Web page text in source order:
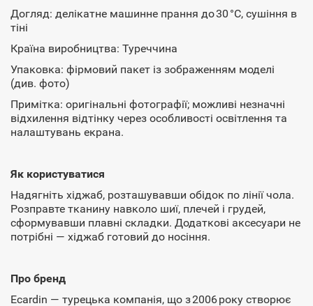
Догляд: делікатне машинне прання до 30 °C, сушіння в
тіні
Країна виробництва: Туреччина
Упаковка: фірмовий пакет із зображенням моделі
(див. фото)
Примітка: оригінальні фотографії; можливі незначні
відхилення відтінку через особливості освітлення та
налаштувань екрана.
Як користуватися
Надягніть хіджаб, розташувавши обідок по лінії чола.
Розправте тканину навколо шиї, плечей і грудей,
сформувавши плавні складки. Додаткові аксесуари не
потрібні — хіджаб готовий до носіння.
Про бренд
Ecardin — турецька компанія, що з 2006 року створює